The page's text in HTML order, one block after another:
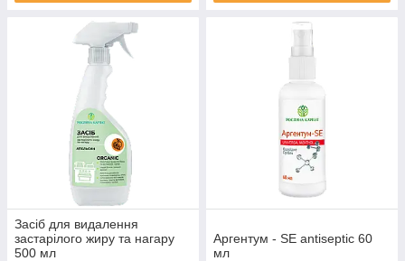
Засіб для видалення
застарілого жиру та нагару
500 мл
Аргентум - SЕ antiseptic 60
мл